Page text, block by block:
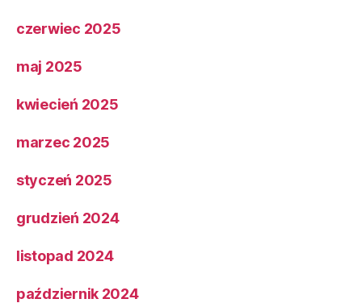
czerwiec 2025
maj 2025
kwiecień 2025
marzec 2025
styczeń 2025
grudzień 2024
listopad 2024
październik 2024